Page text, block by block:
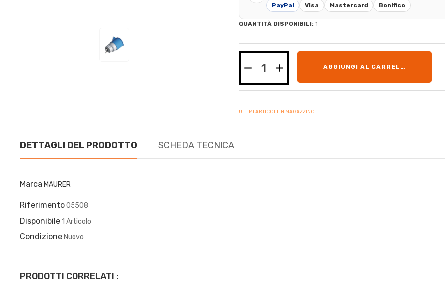
PayPal Visa Mastercard Bonifico
QUANTITÀ DISPONIBILI: 1
AGGIUNGI AL CARRELLO
ULTIMI ARTICOLI IN MAGAZZINO
DETTAGLI DEL PRODOTTO SCHEDA TECNICA
Marca MAURER
Riferimento05508
Disponibile1 Articolo
Condizione Nuovo
PRODOTTI CORRELATI :